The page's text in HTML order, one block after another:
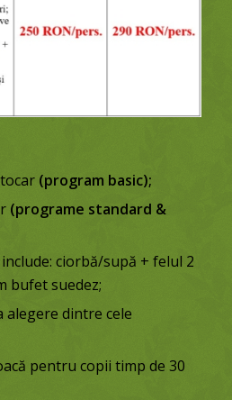
(program basic);
(programe standard &
ciorbă/supă + felul 2
bufet suedez;
alegere dintre cele
pentru copii timp de 30